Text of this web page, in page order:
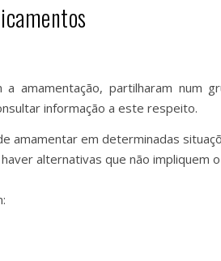
amamentação, partilharam num
informação a este respeito.
amamentar em determinadas
alternativas que não impliquem o